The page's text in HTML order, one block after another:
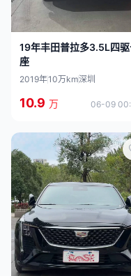
19年丰田普拉多3.5L四
座
2019年10万km深圳
10.9 万 06-09